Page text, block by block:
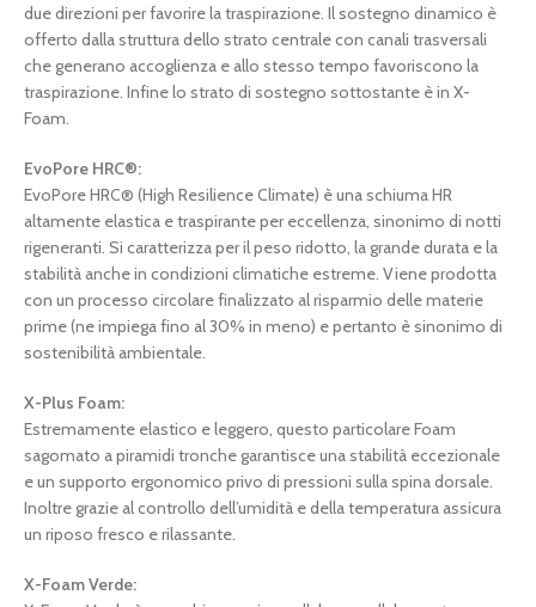
due direzioni per favorire la traspirazione. Il sostegno dinamico è
offerto dalla struttura dello strato centrale con canali trasversali
che generano accoglienza e allo stesso tempo favoriscono la
traspirazione. Infine lo strato di sostegno sottostante è in X-
Foam.
EvoPore HRC®:
EvoPore HRC® (High Resilience Climate) è una schiuma HR
altamente elastica e traspirante per eccellenza, sinonimo di notti
rigeneranti. Si caratterizza per il peso ridotto, la grande durata e la
stabilità anche in condizioni climatiche estreme. Viene prodotta
con un processo circolare finalizzato al risparmio delle materie
prime (ne impiega fino al 30% in meno) e pertanto è sinonimo di
sostenibilità ambientale.
X-Plus Foam:
Estremamente elastico e leggero, questo particolare Foam
sagomato a piramidi tronche garantisce una stabilità eccezionale
e un supporto ergonomico privo di pressioni sulla spina dorsale.
Inoltre grazie al controllo dell’umidità e della temperatura assicura
un riposo fresco e rilassante.
X-Foam Verde: